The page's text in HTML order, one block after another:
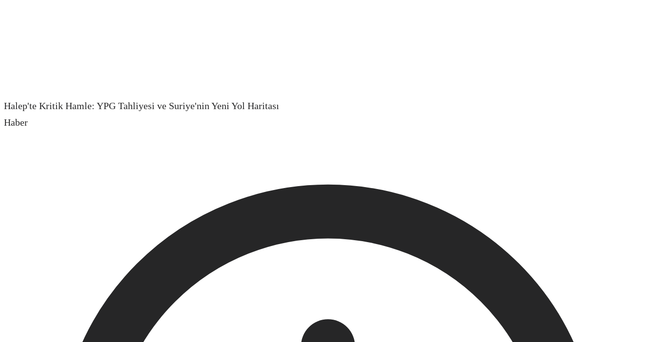
Halep'te Kritik Hamle: YPG Tahliyesi ve Suriye'nin Yeni Yol Haritası
Haber